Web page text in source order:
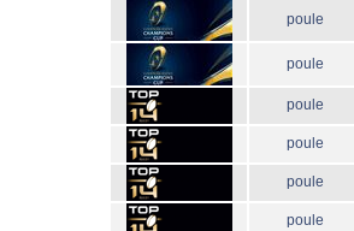
poule
poule
poule
poule
poule
poule